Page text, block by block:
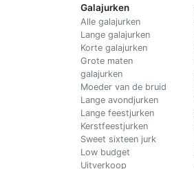
Galajurken
Alle galajurken
Lange galajurken
Korte galajurken
Grote maten
galajurken
Moeder van de bruid
Lange avondjurken
Lange feestjurken
Kerstfeestjurken
Sweet sixteen jurk
Low budget
Uitverkoop